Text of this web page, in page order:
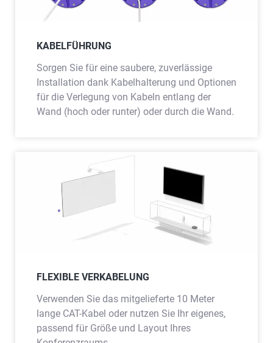
KABELFÜHRUNG
Sorgen Sie für eine saubere, zuverlässige
Installation dank Kabelhalterung und Optionen
für die Verlegung von Kabeln entlang der
Wand (hoch oder runter) oder durch die Wand.
FLEXIBLE VERKABELUNG
Verwenden Sie das mitgelieferte 10 Meter
lange CAT-Kabel oder nutzen Sie Ihr eigenes,
passend für Größe und Layout Ihres